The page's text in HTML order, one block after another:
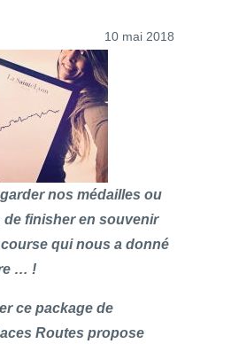
10 mai 2018
nos médailles ou
de finisher en souvenir
qui nous a donné
… !
ce package de
Routes propose